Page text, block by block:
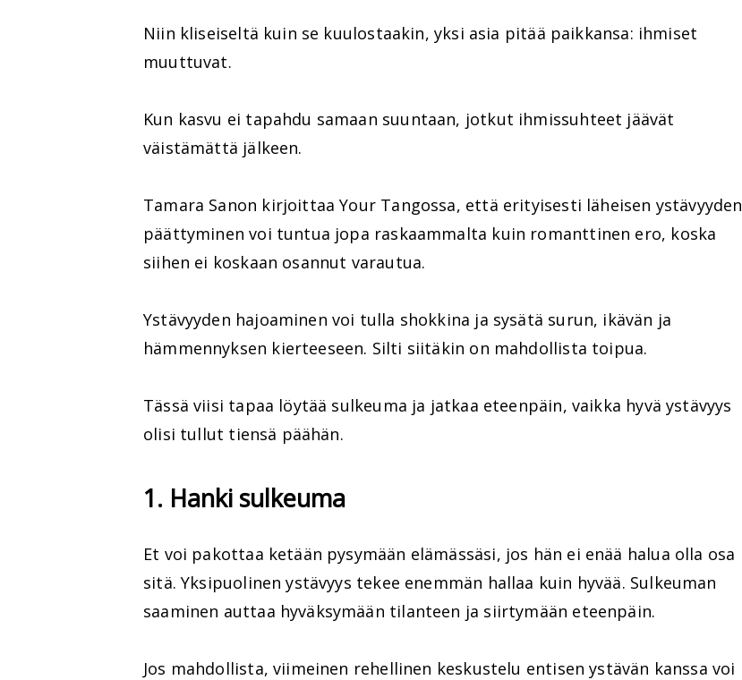
Niin kliseiseltä kuin se kuulostaakin, yksi asia pitää paikkansa: ihmiset
muuttuvat.
Kun kasvu ei tapahdu samaan suuntaan, jotkut ihmissuhteet jäävät
väistämättä jälkeen.
Tamara Sanon kirjoittaa Your Tangossa, että erityisesti läheisen ystävyyden
päättyminen voi tuntua jopa raskaammalta kuin romanttinen ero, koska
siihen ei koskaan osannut varautua.
Ystävyyden hajoaminen voi tulla shokkina ja sysätä surun, ikävän ja
hämmennyksen kierteeseen. Silti siitäkin on mahdollista toipua.
Tässä viisi tapaa löytää sulkeuma ja jatkaa eteenpäin, vaikka hyvä ystävyys
olisi tullut tiensä päähän.
1. Hanki sulkeuma
Et voi pakottaa ketään pysymään elämässäsi, jos hän ei enää halua olla osa
sitä. Yksipuolinen ystävyys tekee enemmän hallaa kuin hyvää. Sulkeuman
saaminen auttaa hyväksymään tilanteen ja siirtymään eteenpäin.
Jos mahdollista, viimeinen rehellinen keskustelu entisen ystävän kanssa voi